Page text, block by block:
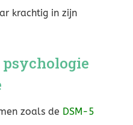
krachtig in zijn
zoals de DSM-5